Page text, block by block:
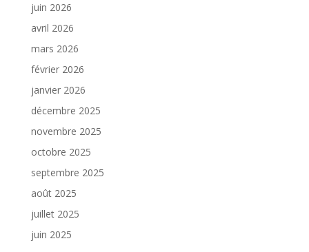
juin 2026
avril 2026
mars 2026
février 2026
janvier 2026
décembre 2025
novembre 2025
octobre 2025
septembre 2025
août 2025
juillet 2025
juin 2025